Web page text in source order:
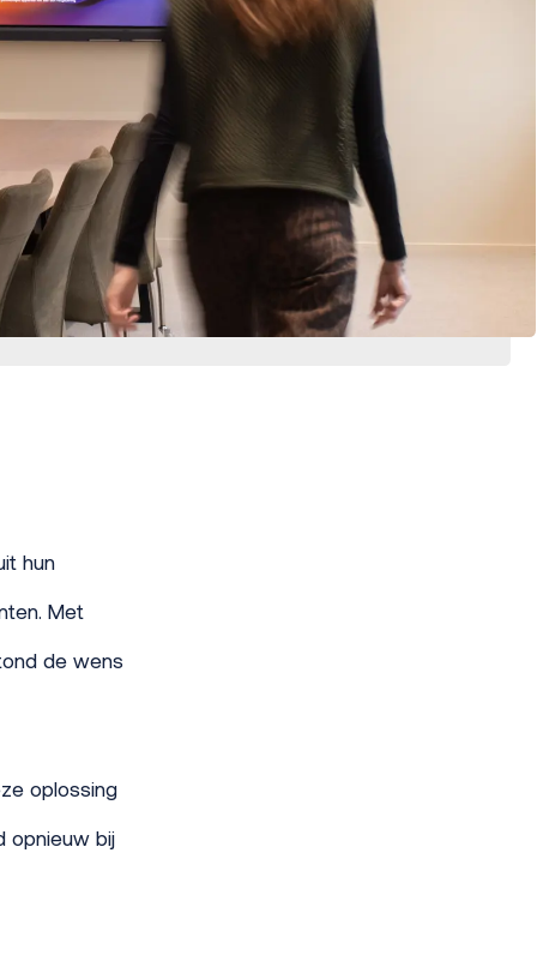
hun
Met
de wens
oplossing
opnieuw bij